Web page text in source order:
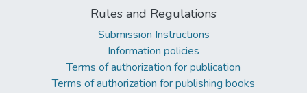
Rules and Regulations
Submission Instructions
Information policies
Terms of authorization for publication
Terms of authorization for publishing books